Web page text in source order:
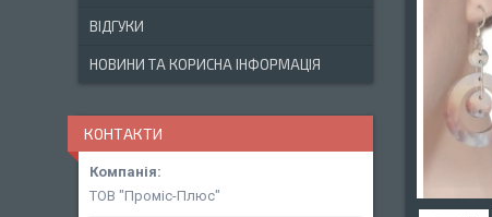
ВІДГУКИ
НОВИНИ ТА КОРИСНА ІНФОРМАЦІЯ
КОНТАКТИ
ТОВ "Проміс-Плюс"